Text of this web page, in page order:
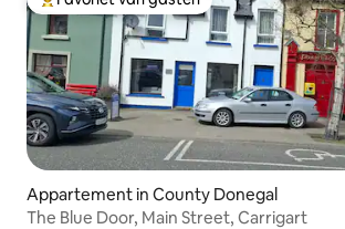
Topfavoriet van gasten
Appartement in County Donegal
The Blue Door, Main Street, Carrigart